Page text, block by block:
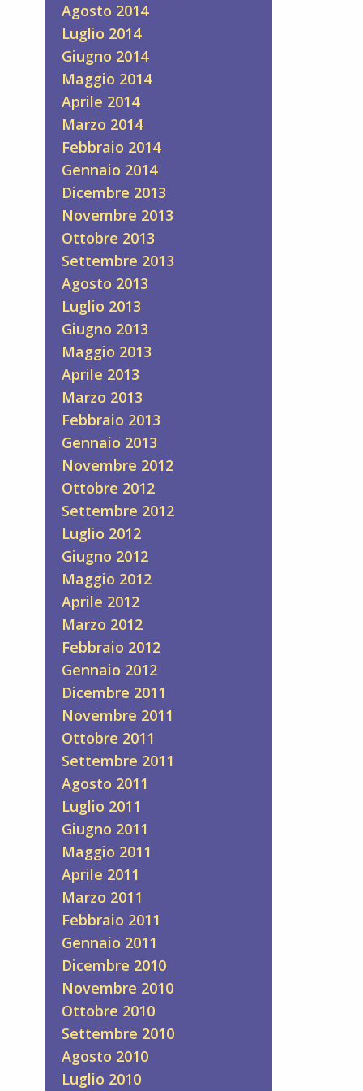
Agosto 2014
Luglio 2014
Giugno 2014
Maggio 2014
Aprile 2014
Marzo 2014
Febbraio 2014
Gennaio 2014
Dicembre 2013
Novembre 2013
Ottobre 2013
Settembre 2013
Agosto 2013
Luglio 2013
Giugno 2013
Maggio 2013
Aprile 2013
Marzo 2013
Febbraio 2013
Gennaio 2013
Novembre 2012
Ottobre 2012
Settembre 2012
Luglio 2012
Giugno 2012
Maggio 2012
Aprile 2012
Marzo 2012
Febbraio 2012
Gennaio 2012
Dicembre 2011
Novembre 2011
Ottobre 2011
Settembre 2011
Agosto 2011
Luglio 2011
Giugno 2011
Maggio 2011
Aprile 2011
Marzo 2011
Febbraio 2011
Gennaio 2011
Dicembre 2010
Novembre 2010
Ottobre 2010
Settembre 2010
Agosto 2010
Luglio 2010